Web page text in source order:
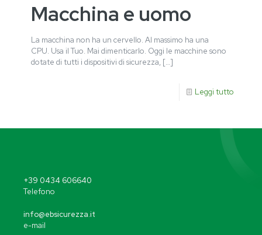
Macchina e uomo
La macchina non ha un cervello. Al massimo ha una
CPU. Usa il Tuo. Mai dimenticarlo. Oggi le macchine sono
dotate di tutti i dispositivi di sicurezza, […]
Leggi tutto
+39 0434 606640
Telefono
info@ebsicurezza.it
e-mail